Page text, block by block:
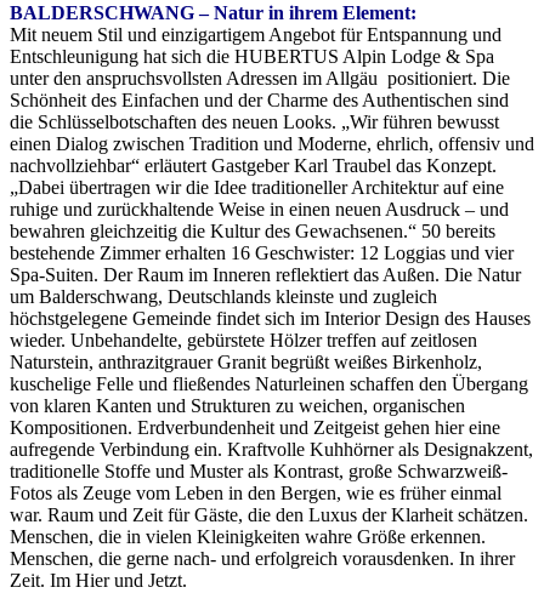
BALDERSCHWANG – Natur in ihrem Element:
Mit neuem Stil und einzigartigem Angebot für Entspannung und
Entschleunigung hat sich die HUBERTUS Alpin Lodge & Spa
unter den anspruchsvollsten Adressen im Allgäu positioniert. Die
Schönheit des Einfachen und der Charme des Authentischen sind
die Schlüsselbotschaften des neuen Looks. „Wir führen bewusst
einen Dialog zwischen Tradition und Moderne, ehrlich, offensiv und
nachvollziehbar“ erläutert Gastgeber Karl Traubel das Konzept.
„Dabei übertragen wir die Idee traditioneller Architektur auf eine
ruhige und zurückhaltende Weise in einen neuen Ausdruck – und
bewahren gleichzeitig die Kultur des Gewachsenen.“ 50 bereits
bestehende Zimmer erhalten 16 Geschwister: 12 Loggias und vier
Spa-Suiten. Der Raum im Inneren reflektiert das Außen. Die Natur
um Balderschwang, Deutschlands kleinste und zugleich
höchstgelegene Gemeinde findet sich im Interior Design des Hauses
wieder. Unbehandelte, gebürstete Hölzer treffen auf zeitlosen
Naturstein, anthrazitgrauer Granit begrüßt weißes Birkenholz,
kuschelige Felle und fließendes Naturleinen schaffen den Übergang
von klaren Kanten und Strukturen zu weichen, organischen
Kompositionen. Erdverbundenheit und Zeitgeist gehen hier eine
aufregende Verbindung ein. Kraftvolle Kuhhörner als Designakzent,
traditionelle Stoffe und Muster als Kontrast, große Schwarzweiß-
Fotos als Zeuge vom Leben in den Bergen, wie es früher einmal
war. Raum und Zeit für Gäste, die den Luxus der Klarheit schätzen.
Menschen, die in vielen Kleinigkeiten wahre Größe erkennen.
Menschen, die gerne nach- und erfolgreich vorausdenken. In ihrer
Zeit. Im Hier und Jetzt.